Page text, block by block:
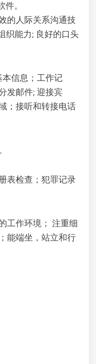
。
的人际关系沟通技
织能力; 良好的口头
信息；工作记
发邮件; 迎接宾
；接听和转接电话
表检查；犯罪记录
工作环境； 注重细
能端坐，站立和行